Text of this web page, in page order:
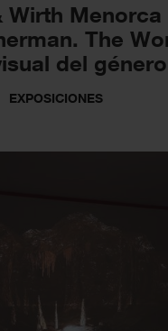
Wirth
The
del género
EXPOSICIONES